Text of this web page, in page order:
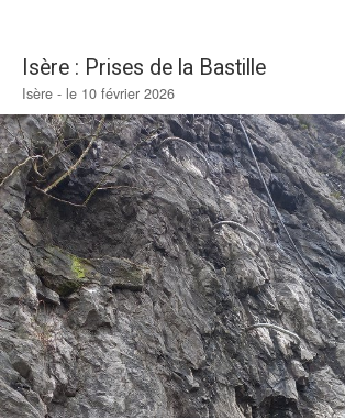
Isère : Prises de la Bastille
Isère - le 10 février 2026